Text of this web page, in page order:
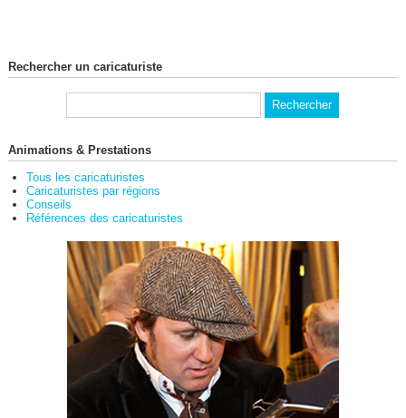
Rechercher un caricaturiste
Animations & Prestations
Tous les caricaturistes
Caricaturistes par régions
Conseils
Références des caricaturistes